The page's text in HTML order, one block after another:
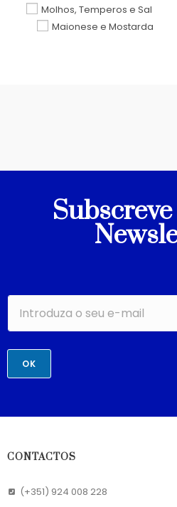
Molhos, Temperos e Sal
Maionese e Mostarda
OK
CONTACTOS
(+351) 924 008 228